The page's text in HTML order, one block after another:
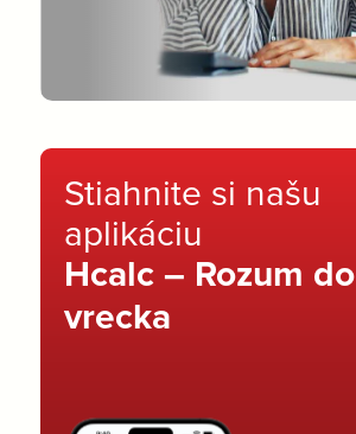
Stiahnite si našu
aplikáciu
Hcalc – Rozum do
vrecka